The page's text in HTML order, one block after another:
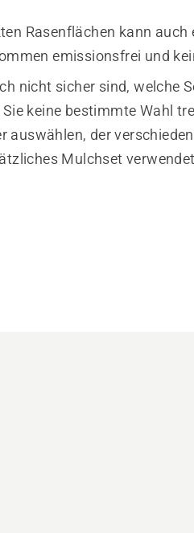
Rasenflächen kann
emissionsfrei und
nicht sicher sind, welche
keine bestimmte Wahl
auswählen, der
Mulchset